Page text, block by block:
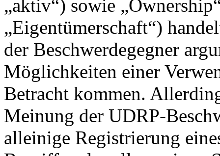
„aktiv“) sowie
„Eigentümerschaft“)
der Beschwerdegegner
Möglichkeiten einer
Betracht kommen.
Meinung der UDRP-
alleinige Registrierung